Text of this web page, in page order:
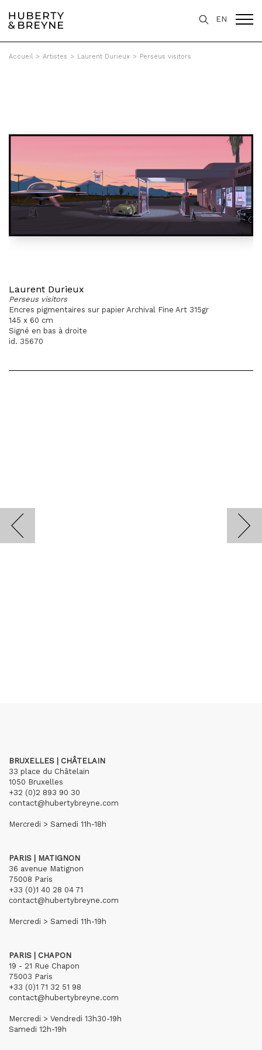
EN
Accueil > Artistes > Laurent Durieux > Perseus visitors
Laurent Durieux
Perseus visitors
Encres pigmentaires sur papier Archival Fine Art 315gr
145 x 60 cm
Signé en bas à droite
id. 35670
BRUXELLES | CHÂTELAIN
33 place du Châtelain
1050 Bruxelles
+32 (0)2 893 90 30
contact@hubertybreyne.com
Mercredi > Samedi 11h-18h
PARIS | MATIGNON
36 avenue Matignon
75008 Paris
+33 (0)1 40 28 04 71
contact@hubertybreyne.com
Mercredi > Samedi 11h-19h
PARIS | CHAPON
19 - 21 Rue Chapon
75003 Paris
+33 (0)1 71 32 51 98
contact@hubertybreyne.com
Mercredi > Vendredi 13h30-19h
Samedi 12h-19h